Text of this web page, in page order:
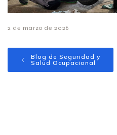
2 de marzo de 2026
Blog de Seguridad y
Salud Ocupacional